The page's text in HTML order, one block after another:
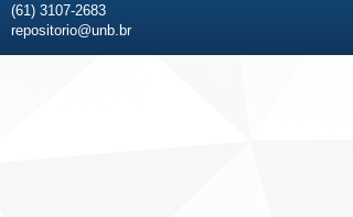
(61) 3107-2683
repositorio@unb.br